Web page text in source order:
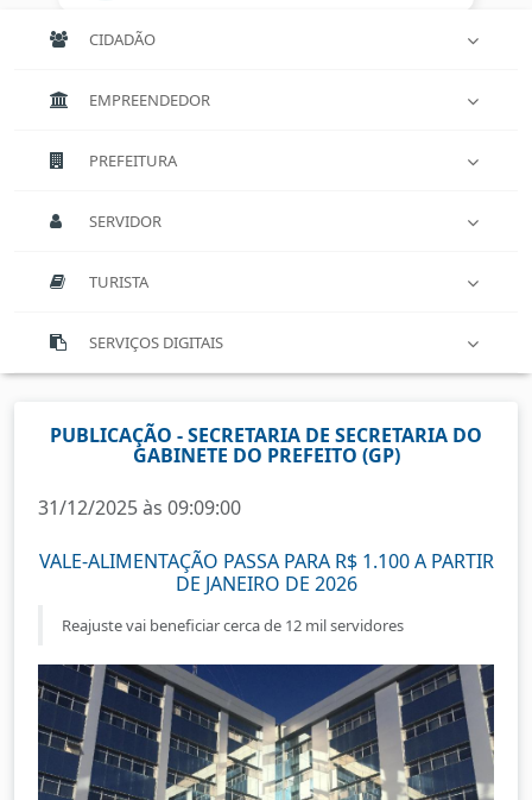
CIDADÃO
EMPREENDEDOR
PREFEITURA
SERVIDOR
TURISTA
SERVIÇOS DIGITAIS
PUBLICAÇÃO - SECRETARIA DE SECRETARIA DO
GABINETE DO PREFEITO (GP)
31/12/2025 às 09:09:00
VALE-ALIMENTAÇÃO PASSA PARA R$ 1.100 A PARTIR
DE JANEIRO DE 2026
Reajuste vai beneficiar cerca de 12 mil servidores